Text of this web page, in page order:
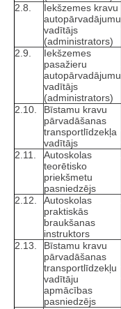
2.8.
Iekšzemes kravu
autopārvadājumu
vadītājs
(administrators)
2.9.
Iekšzemes
pasažieru
autopārvadājumu
vadītājs
(administrators)
2.10.
Bīstamu kravu
pārvadāšanas
transportlīdzekļa
vadītājs
2.11.
Autoskolas
teorētisko
priekšmetu
pasniedzējs
2.12.
Autoskolas
praktiskās
braukšanas
instruktors
2.13.
Bīstamu kravu
pārvadāšanas
transportlīdzekļu
vadītāju
apmācības
pasniedzējs